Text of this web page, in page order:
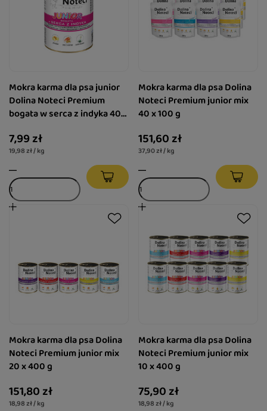
Mokra karma dla psa junior
Dolina Noteci Premium
bogata w serca z indyka 400
7,99 zł
19,98 zł / kg
Mokra karma dla psa Dolina
Noteci Premium junior mix
40 x 100 g
151,60 zł
37,90 zł / kg
Mokra karma dla psa Dolina
Noteci Premium junior mix
20 x 400 g
151,80 zł
18,98 zł / kg
Mokra karma dla psa Dolina
Noteci Premium junior mix
10 x 400 g
75,90 zł
18,98 zł / kg